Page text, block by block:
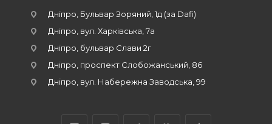
Дніпро, Бульвар Зоряний, 1д (за Dafi)
Дніпро, вул. Харківська, 7а
Дніпро, бульвар Слави 2г
Дніпро, проспект Слобожанський, 86
Дніпро, вул. Набережна Заводська, 99